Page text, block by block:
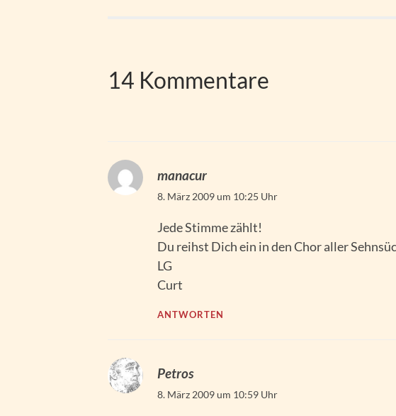
14 Kommentare
manacur
8. März 2009 um 10:25 Uhr
Jede Stimme zählt!
Du reihst Dich ein in den Chor aller
LG
Curt
ANTWORTEN
Petros
8. März 2009 um 10:59 Uhr